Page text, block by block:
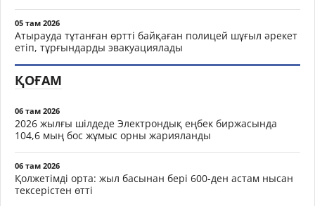
05 там 2026
Атырауда тұтанған өртті байқаған полицей шұғыл әрекет
етіп, тұрғындарды эвакуациялады
ҚОҒАМ
06 там 2026
2026 жылғы шілдеде Электрондық еңбек биржасында
104,6 мың бос жұмыс орны жарияланды
06 там 2026
Қолжетімді орта: жыл басынан бері 600-ден астам нысан
тексерістен өтті